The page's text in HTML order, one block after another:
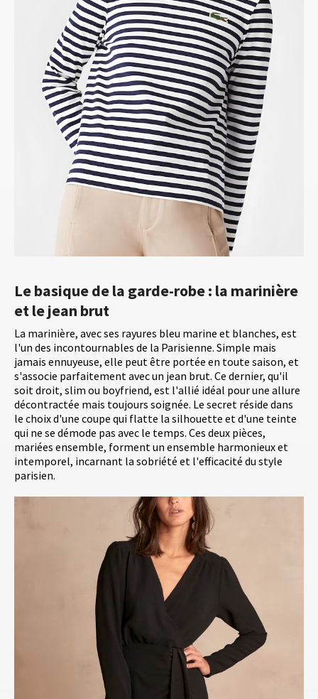
Le basique de la garde-robe : la marinière
et le jean brut
La marinière, avec ses rayures bleu marine et blanches, est
l'un des incontournables de la Parisienne. Simple mais
jamais ennuyeuse, elle peut être portée en toute saison, et
s'associe parfaitement avec un jean brut. Ce dernier, qu'il
soit droit, slim ou boyfriend, est l'allié idéal pour une allure
décontractée mais toujours soignée. Le secret réside dans
le choix d'une coupe qui flatte la silhouette et d'une teinte
qui ne se démode pas avec le temps. Ces deux pièces,
mariées ensemble, forment un ensemble harmonieux et
intemporel, incarnant la sobriété et l'efficacité du style
parisien.